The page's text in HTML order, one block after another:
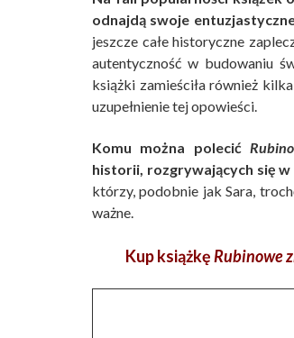
odnajdą swoje
jeszcze całe historyczne
autentyczność w budowaniu
książki zamieściła również
uzupełnienie tej opowieści.
Komu można polecić
historii, rozgrywających się
którzy, podobnie jak Sara,
ważne.
Kup książkęRubinowe